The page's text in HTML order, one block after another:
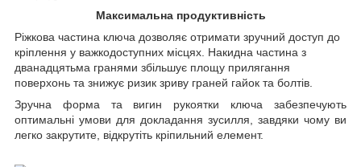
Максимальна продуктивність
Ріжкова частина ключа дозволяє отримати зручний доступ до
кріплення у важкодоступних місцях. Накидна частина з
дванадцятьма гранями збільшує площу прилягання
поверхонь та знижує ризик зриву граней гайок та болтів.
Зручна форма та вигин рукоятки ключа забезпечують
оптимальні умови для докладання зусилля, завдяки чому ви
легко закрутите, відкрутіть кріпильний елемент.